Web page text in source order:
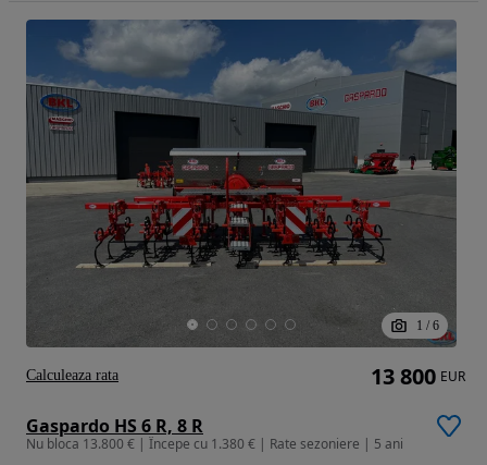
1 / 6
Gaspardo HS 6 R, 8 R
Nu bloca 13.800 € | Începe cu 1.380 € | Rate sezoniere | 5 ani
13 800 EUR
Calculeaza rata